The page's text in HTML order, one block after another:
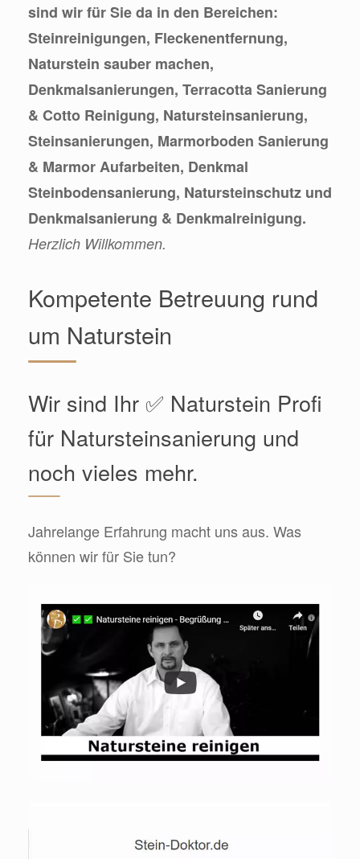
sind wir für Sie da in den Bereichen:
Steinreinigungen, Fleckenentfernung,
Naturstein sauber machen,
Denkmalsanierungen, Terracotta Sanierung
& Cotto Reinigung, Natursteinsanierung,
Steinsanierungen, Marmorboden Sanierung
& Marmor Aufarbeiten, Denkmal
Steinbodensanierung, Natursteinschutz und
Denkmalsanierung & Denkmalreinigung.
Herzlich Willkommen.
Kompetente Betreuung rund
um Naturstein
Wir sind Ihr ✅ Naturstein Profi
für Natursteinsanierung und
noch vieles mehr.
Jahrelange Erfahrung macht uns aus. Was
können wir für Sie tun?